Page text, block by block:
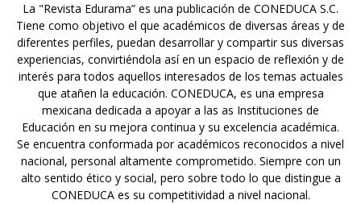
La "Revista Edurama” es una publicación de CONEDUCA S.C.
Tiene como objetivo el que académicos de diversas áreas y de
diferentes perfiles, puedan desarrollar y compartir sus diversas
experiencias, convirtiéndola así en un espacio de reflexión y de
interés para todos aquellos interesados de los temas actuales
que atañen la educación. CONEDUCA, es una empresa
mexicana dedicada a apoyar a las as Instituciones de
Educación en su mejora continua y su excelencia académica.
Se encuentra conformada por académicos reconocidos a nivel
nacional, personal altamente comprometido. Siempre con un
alto sentido ético y social, pero sobre todo lo que distingue a
CONEDUCA es su competitividad a nivel nacional.